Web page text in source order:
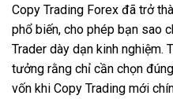
Copy Trading Forex đã trở
phổ biến, cho phép bạn sao
Trader dày dạn kinh nghiệm.
tưởng rằng chỉ cần chọn
vốn khi Copy Trading mới